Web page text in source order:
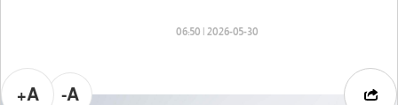
2026-05-30 | 06:50
A-
A+